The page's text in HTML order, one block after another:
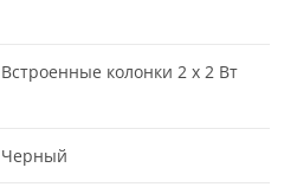
Встроенные колонки 2 x 2 Вт
Черный